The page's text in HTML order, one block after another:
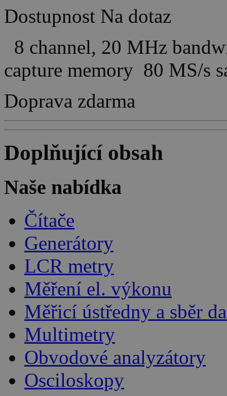
Dostupnost Na dotaz
8 channel, 20 MHz
capture memory 80 MS/s
Doprava zdarma
Doplňující obsah
Naše nabídka
Čítače
Generátory
LCR metry
Měření el. výkonu
Měřicí ústředny a sběr
Multimetry
Obvodové analyzátory
Osciloskopy